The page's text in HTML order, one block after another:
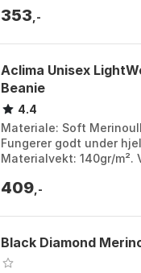
Størrelse: One Size.
353 ,-
Aclima Unisex
Beanie
4.4
Materiale: Soft
Fungerer godt under
Materialvekt: 140gr/m².
tiger, Ranger green, Su...
409 ,-
Black Diamond